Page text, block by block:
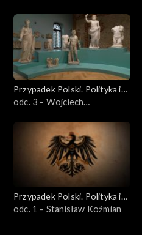
Przypadek Polski. Polityka i
idee
odc. 3 – Wojciech
Przypadek Polski. Polityka i
idee
odc. 1 – Stanisław Koźmian